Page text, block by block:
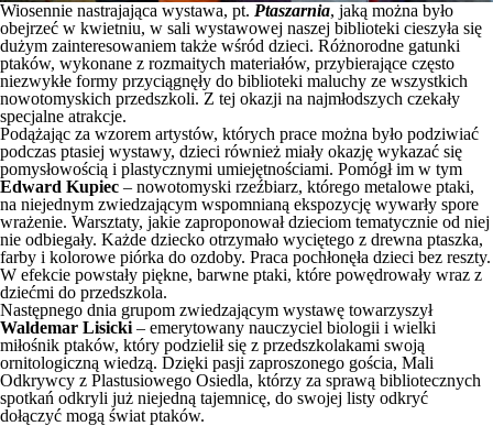
Wiosennie nastrajająca wystawa, pt. Ptaszarnia, jaką można było
obejrzeć w kwietniu, w sali wystawowej naszej biblioteki cieszyła się
dużym zainteresowaniem także wśród dzieci. Różnorodne gatunki
ptaków, wykonane z rozmaitych materiałów, przybierające często
niezwykłe formy przyciągnęły do biblioteki maluchy ze wszystkich
nowotomyskich przedszkoli. Z tej okazji na najmłodszych czekały
specjalne atrakcje.
Podążając za wzorem artystów, których prace można było podziwiać
podczas ptasiej wystawy, dzieci również miały okazję wykazać się
pomysłowością i plastycznymi umiejętnościami. Pomógł im w tym
Edward Kupiec – nowotomyski rzeźbiarz, którego metalowe ptaki,
na niejednym zwiedzającym wspomnianą ekspozycję wywarły spore
wrażenie. Warsztaty, jakie zaproponował dzieciom tematycznie od niej
nie odbiegały. Każde dziecko otrzymało wyciętego z drewna ptaszka,
farby i kolorowe piórka do ozdoby. Praca pochłonęła dzieci bez reszty.
W efekcie powstały piękne, barwne ptaki, które powędrowały wraz z
dziećmi do przedszkola.
Następnego dnia grupom zwiedzającym wystawę towarzyszył
Waldemar Lisicki – emerytowany nauczyciel biologii i wielki
miłośnik ptaków, który podzielił się z przedszkolakami swoją
ornitologiczną wiedzą. Dzięki pasji zaproszonego gościa, Mali
Odkrywcy z Plastusiowego Osiedla, którzy za sprawą bibliotecznych
spotkań odkryli już niejedną tajemnicę, do swojej listy odkryć
dołączyć mogą świat ptaków.